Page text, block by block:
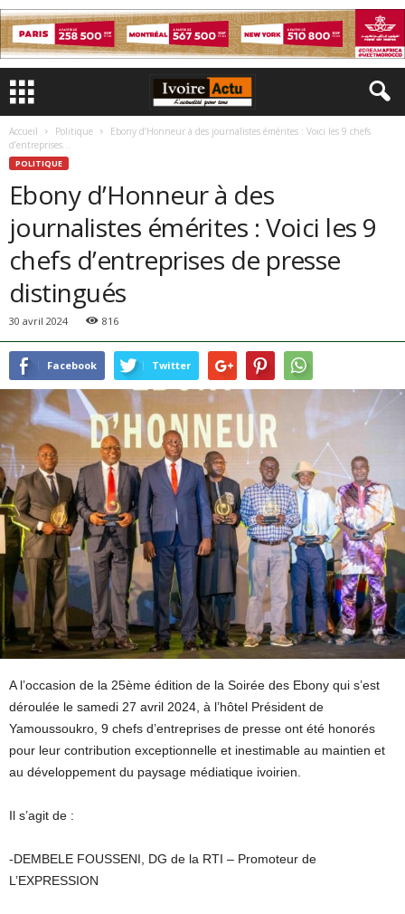
Accueil Politique
Ebony d’Honneur à des journalistes émérites : Voici les 9 chefs
d’entreprises...
POLITIQUE
Ebony d’Honneur à des
journalistes émérites : Voici les 9
chefs d’entreprises de presse
distingués
30 avril 2024 816
Facebook Twitter
A l’occasion de la 25ème édition de la Soirée des Ebony qui s’est
déroulée le samedi 27 avril 2024, à l’hôtel Président de
Yamoussoukro, 9 chefs d’entreprises de presse ont été honorés
pour leur contribution exceptionnelle et inestimable au maintien et
au développement du paysage médiatique ivoirien.
Il s’agit de :
-DEMBELE FOUSSENI, DG de la RTI – Promoteur de
L’EXPRESSION